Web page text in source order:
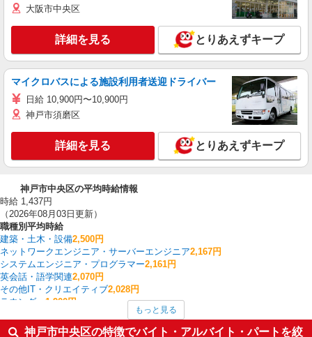
大阪市中央区
詳細を見る とりあえずキープ
マイクロバスによる施設利用者送迎ドライバー
日給 10,900円〜10,900円
神戸市須磨区
詳細を見る とりあえずキープ
神戸市中央区の平均時給情報
時給 1,437円
（2026年08月03日更新）
職種別平均時給
建築・土木・設備2,500円
ネットワークエンジニア・サーバーエンジニア2,167円
システムエンジニア・プログラマー2,161円
英会話・語学関連2,070円
その他IT・クリエイティブ2,028円
ラウンダー 1,900円
1,879円
CADオペレーター・積算1,844円
もっと見る
神戸市中央区の特徴でバイト・アルバイト・パートを絞